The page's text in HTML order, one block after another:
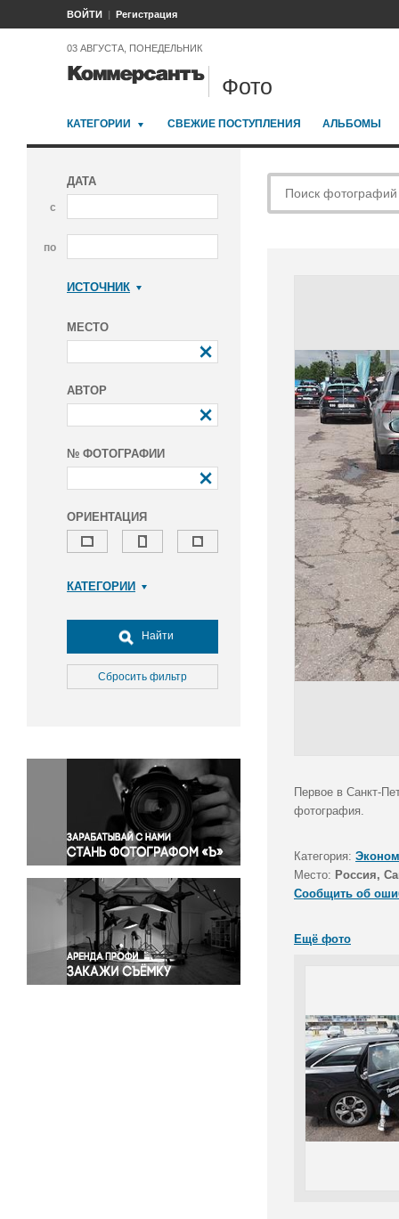
ВОЙТИ Регистрация
03 АВГУСТА, ПОНЕДЕЛЬНИК
Фото
КАТЕГОРИИ СВЕЖИЕ ПОСТУПЛЕНИЯ АЛЬБОМЫ
ДАТА
с
по
ИСТОЧНИК
МЕСТО
АВТОР
№ ФОТОГРАФИИ
ОРИЕНТАЦИЯ
КАТЕГОРИИ
Досуг, туризм и отдых
Культура
Медицина
Окружающая среда
Политика
Правосудие
Происшествия и конфликты
Религия
Светская жизнь
Спорт
Экология
Экономика и бизнес
Найти
Сбросить фильтр
Первое в Санкт-
фотография.
Категория:
Место: Россия,
Сообщить об
Ещё фото